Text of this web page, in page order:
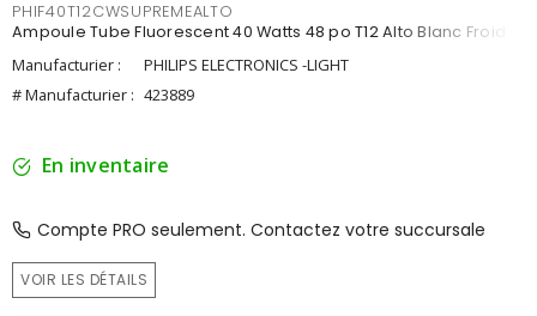
PHIF40T12CWSUPREMEALTO
Ampoule Tube Fluorescent 40 Watts 48 po T12 Alto Blanc Froid
Manufacturier :
PHILIPS ELECTRONICS -LIGHT
# Manufacturier : 423889
En inventaire
Compte PRO seulement. Contactez votre succursale
VOIR LES DÉTAILS